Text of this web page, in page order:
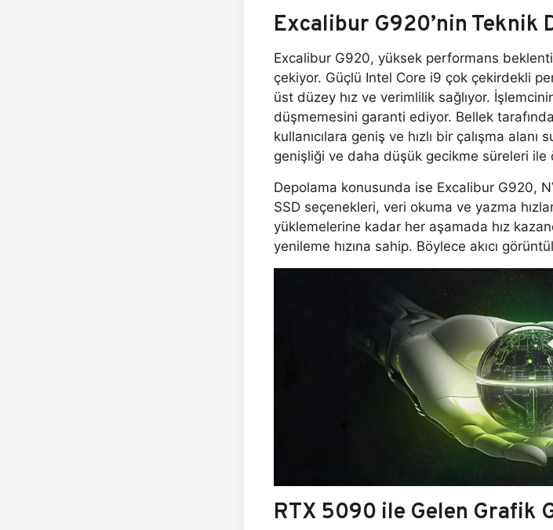
Excalibur G920’nin Teknik
Excalibur G920, yüksek performans
çekiyor. Güçlü Intel Core i9 çok çekirdekli
üst düzey hız ve verimlilik sağlıyor.
düşmemesini garanti ediyor. Bellek
kullanıcılara geniş ve hızlı bir çalışma
genişliği ve daha düşük gecikme süreleri
Depolama konusunda ise Excalibur G920,
SSD seçenekleri, veri okuma ve yazma
yüklemelerine kadar her aşamada hız
yenileme hızına sahip. Böylece akıcı
RTX 5090 ile Gelen Grafik